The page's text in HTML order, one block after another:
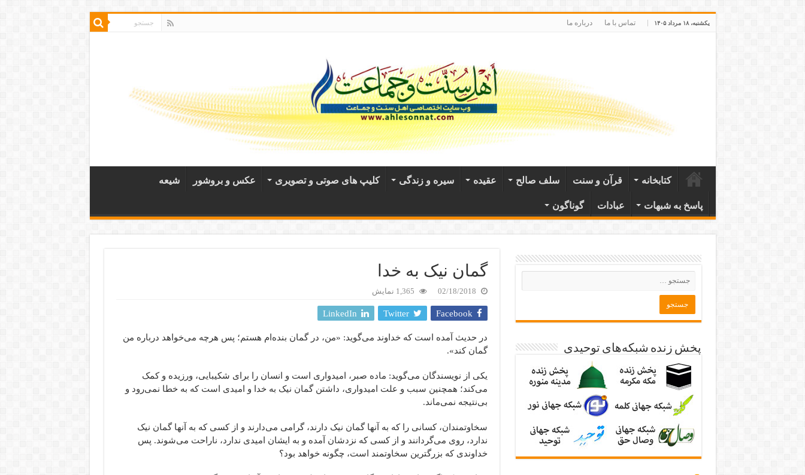
یکشنبه، ۱۸ مرداد ۱۴۰۵ تماس با ما درباره ما
کتابخانه قرآن و سنت سلف صالح عقيده سیره و زندگی کلیپ های صوتی و تصویری عکس و بروشور شیعه
پاسخ به شبهات عبادات گوناگون
گمان نیک به خدا
02/18/2018 1,365 نمایش
Facebook
Twitter
LinkedIn
در حدیث آمده است که خداوند می‌گوید: «من، در گمان بنده‌ام هستم؛ پس هرچه می‌خواهد درباره من
گمان کند».
یکی از نویسندگان می‌گوید: ماده صبر، امیدواری است و انسان را برای شکیبایی، ورزیده و کمک
می‌کند؛ همچنین سبب و علت امیدواری، داشتن گمان نیک به خدا و امیدی است که به خطا نمی‌رود و
بی‌نتیجه نمی‌ماند.
سخاوتمندان، کسانی را که به آنها گمان نیک دارند، گرامی می‌دارند و از کسی که به آنها گمان نیک
ندارد، روی می‌گردانند و از کسی که نزدشان آمده و به ایشان امیدی ندارد، ناراحت می‌شوند. پس
خداوندی که بزرگترین سخاوتمند است، چگونه خواهد بود؟
پخش زنده شبکه‌های توحیدی